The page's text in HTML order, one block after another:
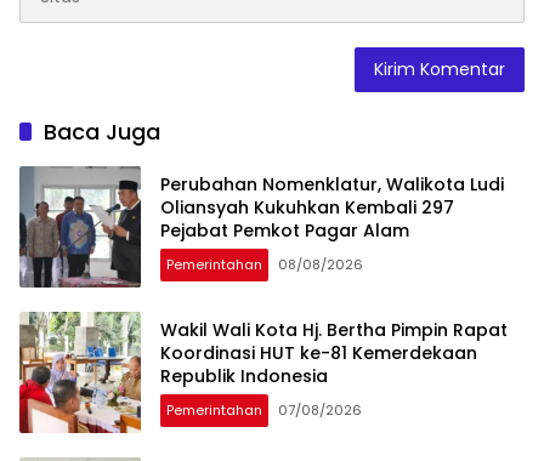
Baca Juga
Perubahan Nomenklatur, Walikota Ludi
Oliansyah Kukuhkan Kembali 297
Pejabat Pemkot Pagar Alam
Pemerintahan 08/08/2026
Wakil Wali Kota Hj. Bertha Pimpin ​Rapat
Koordinasi HUT ke-81 Kemerdekaan
Republik Indonesia
Pemerintahan 07/08/2026